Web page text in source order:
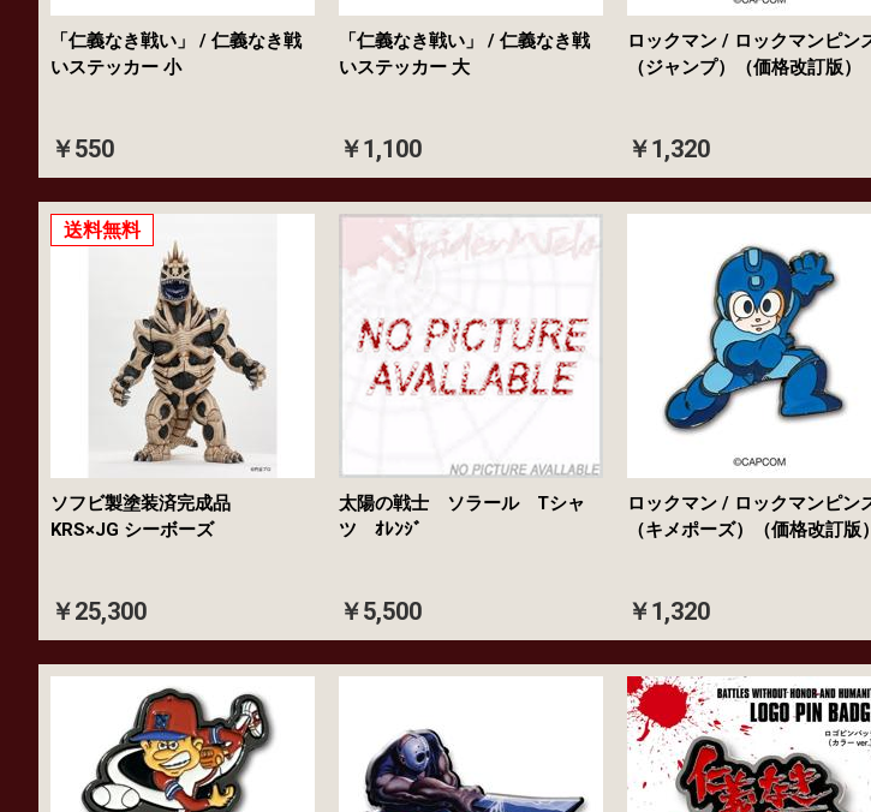
「仁義なき戦い」 / 仁義なき戦
いステッカー 小
￥550
「仁義なき戦い」 / 仁義なき戦
いステッカー 大
￥1,100
ロックマン / ロックマンピン
（ジャンプ）（価格改訂版）
￥1,320
送料無料
ソフビ製塗装済完成品
KRS×JG シーボーズ
￥25,300
太陽の戦士 ソラール Tシャ
ツ ｵﾚﾝｼﾞ
￥5,500
ロックマン / ロックマンピン
（キメポーズ）（価格改訂版）
￥1,320